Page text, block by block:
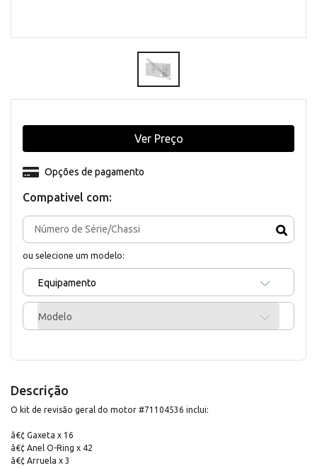
Compativel com:
ou selecione um modelo:
Equipamento
Modelo
Opções de pagamento
Ver Preço
Descrição
O kit de revisão geral do motor #71104536 inclui:
â€¢ Gaxeta x 16
â€¢ Anel O-Ring x 42
â€¢ Arruela x 3